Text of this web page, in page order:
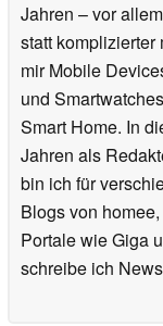
Jahren – vor
statt komplizierter
mir Mobile
und
Smart Home. In
Jahren als
bin ich für
Blogs von
Portale wie Giga
schreibe ich